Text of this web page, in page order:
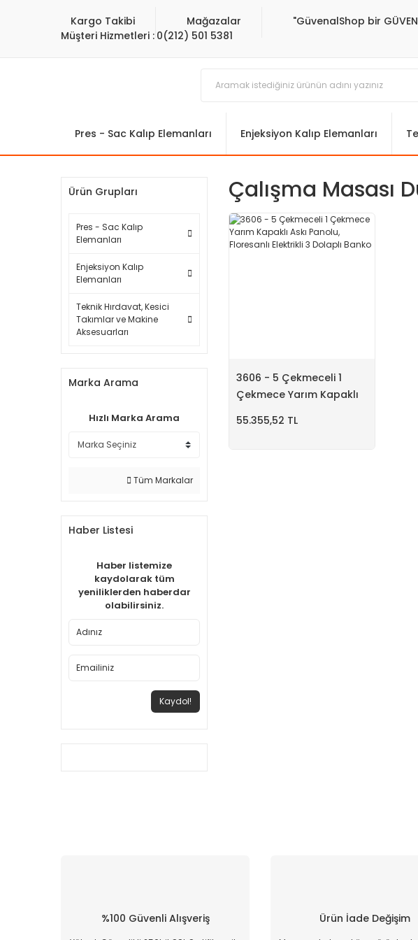
Kargo Takibi Mağazalar "GüvenalShop bir
Müşteri Hizmetleri : 0(212) 501 5381
Pres - Sac Kalıp Elemanları Enjeksiyon Kalıp Elemanları
Ürün Grupları
Pres - Sac Kalıp
Elemanları
Enjeksiyon Kalıp
Elemanları
Teknik Hırdavat, Kesici
Takımlar ve Makine
Aksesuarları
Marka Arama
Hızlı Marka Arama
Tüm Markalar
Haber Listesi
Haber listemize
kaydolarak tüm
yeniliklerden haberdar
olabilirsiniz.
Kaydol!
Çalışma Masası
3606 - 5 Çekmeceli 1
Çekmece Yarım Kapaklı
Elektrikli 3 Dolaplı Banko
55.355,52 TL
%100 Güvenli Alışveriş Ürün İade Değişim